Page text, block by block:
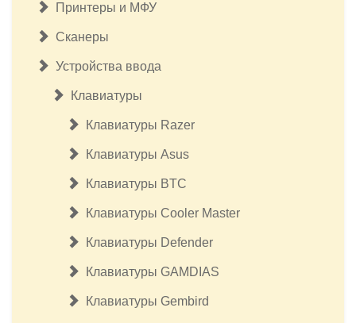
Принтеры и МФУ
Сканеры
Устройства ввода
Клавиатуры
Клавиатуры Razer
Клавиатуры Asus
Клавиатуры BTC
Клавиатуры Cooler Master
Клавиатуры Defender
Клавиатуры GAMDIAS
Клавиатуры Gembird